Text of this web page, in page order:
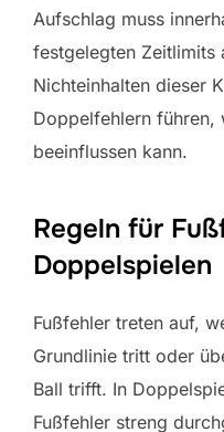
Aufschlag muss
festgelegten Zeitlimits
Nichteinhalten dieser
Doppelfehlern führen,
beeinflussen kann.
Regeln für
Doppelspielen
Fußfehler treten auf,
Grundlinie tritt oder
Ball trifft. In
Fußfehler streng